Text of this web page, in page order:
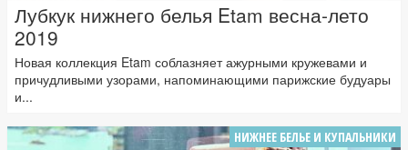
Лубкук нижнего белья Etam весна-лето
2019
Новая коллекция Etam соблазняет ажурными кружевами и
причудливыми узорами, напоминающими парижские будуары
и...
НИЖНЕЕ БЕЛЬЕ И КУПАЛЬНИКИ